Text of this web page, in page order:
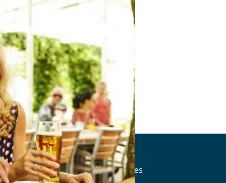
Fuchsbräu
Hauptstraße 23, 92339 Beilngries